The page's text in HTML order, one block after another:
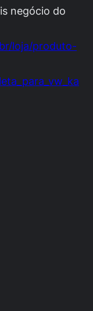
negócio do
loja/produto-